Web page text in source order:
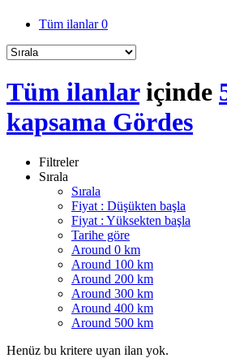
Tüm ilanlar0
Tüm ilanlariçinde
kapsama Gördes
Filtreler
Sırala
Sırala
Fiyat : Düşükten başla
Fiyat : Yüksekten başla
Tarihe göre
Around 0 km
Around 100 km
Around 200 km
Around 300 km
Around 400 km
Around 500 km
Henüz bu kritere uyan ilan yok.